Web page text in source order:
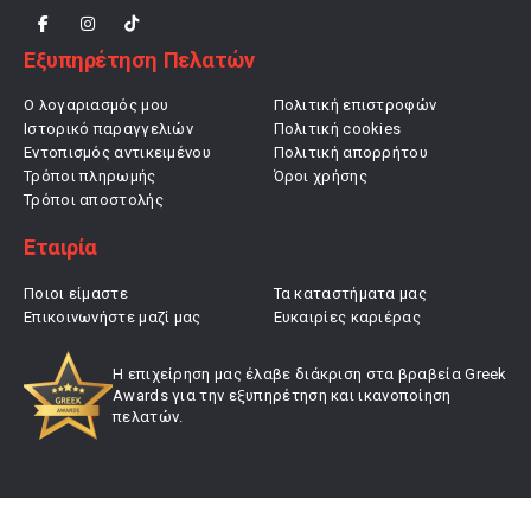
Εξυπηρέτηση Πελατών
Ο λογαριασμός μου
Ιστορικό παραγγελιών
Εντοπισμός αντικειμένου
Τρόποι πληρωμής
Τρόποι αποστολής
Πολιτική επιστροφών
Πολιτική cookies
Πολιτική απορρήτου
Όροι χρήσης
Εταιρία
Ποιοι είμαστε
Επικοινωνήστε μαζί μας
Τα καταστήματα μας
Ευκαιρίες καριέρας
Η επιχείρηση μας έλαβε διάκριση στα βραβεία Greek
Awards για την εξυπηρέτηση και ικανοποίηση
πελατών.